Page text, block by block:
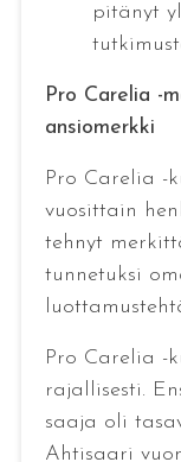
pitänyt
Pro Carelia -
ansiomerkki
Pro Carelia -
vuosittain
tehnyt
tunnetuksi
Pro Carelia -
rajallisesti.
saaja oli
Ahtisaari